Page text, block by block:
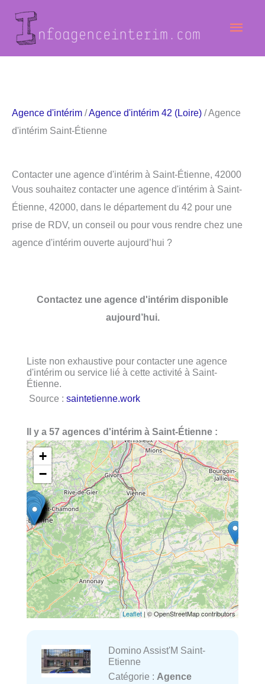
contenu
Agence d'intérim /Agence d'intérim 42 (Loire) / Agence
d'intérim Saint-Étienne
Contacter une agence d'intérim à Saint-Étienne, 42000
Vous souhaitez contacter une agence d'intérim à Saint-
Étienne, 42000, dans le département du 42 pour une
prise de RDV, un conseil ou pour vous rendre chez une
agence d'intérim ouverte aujourd’hui ?
Contactez une agence d'intérim disponible
aujourd’hui.
Liste non exhaustive pour contacter une agence
d'intérim ou service lié à cette activité à Saint-
Étienne.
Source : saintetienne.work
Il y a 57 agences d'intérim à Saint-Étienne :
+
−
Leaflet | © OpenStreetMap contributors
Domino Assist'M Saint-
Etienne
Catégorie : Agence